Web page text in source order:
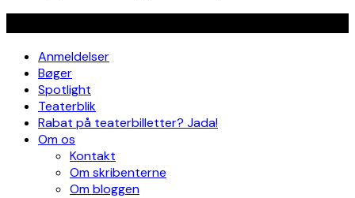
Anmeldelser
Bøger
Spotlight
Teaterblik
Rabat på teaterbilletter? Jada!
Om os
Kontakt
Om skribenterne
Om bloggen